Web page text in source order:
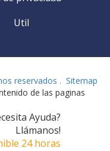
Util
reservados . Sitemap
de las paginas
Ayuda?
Llámanos!
24 horas